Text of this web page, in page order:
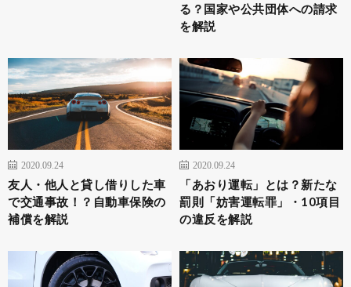
る？国家や公共団体への請求
を解説
2020.09.24
友人・他人と貸し借りした車
で交通事故！？自動車保険の
補償を解説
2020.09.24
「あおり運転」とは？新たな
罰則「妨害運転罪」・10項目
の違反を解説